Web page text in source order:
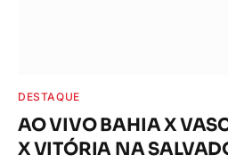
DESTAQUE
AO VIVO BAHIA X
X VITÓRIA NA